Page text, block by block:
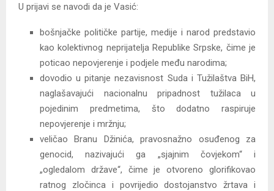
U prijavi se navodi da je Vasić:
bošnjačke političke partije, medije i narod predstavio
kao kolektivnog neprijatelja Republike Srpske, čime je
poticao nepovjerenje i podjele među narodima;
dovodio u pitanje nezavisnost Suda i Tužilaštva BiH,
naglašavajući nacionalnu pripadnost tužilaca u
pojedinim predmetima, što dodatno raspiruje
nepovjerenje i mržnju;
veličao Branu Džinića, pravosnažno osuđenog za
genocid, nazivajući ga „sjajnim čovjekom“ i
„ogledalom države“, čime je otvoreno glorifikovao
ratnog zločinca i povrijedio dostojanstvo žrtava i